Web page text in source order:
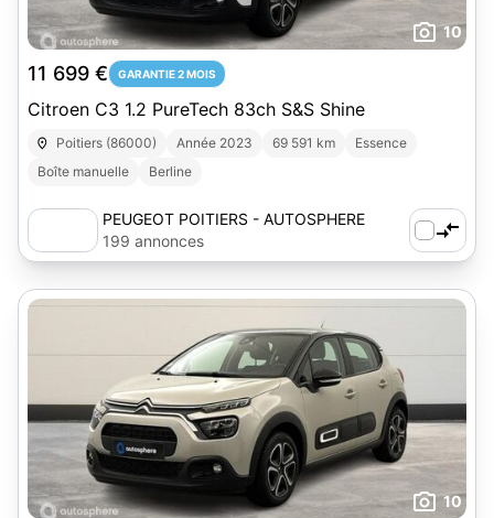
10
11 699 € GARANTIE 2 MOIS
Citroen C3 1.2 PureTech 83ch S&S Shine
Poitiers (86000) Année 2023 69 591 km
Essence
Boîte manuelle
Berline
PEUGEOT POITIERS - AUTOSPHERE
199 annonces
10